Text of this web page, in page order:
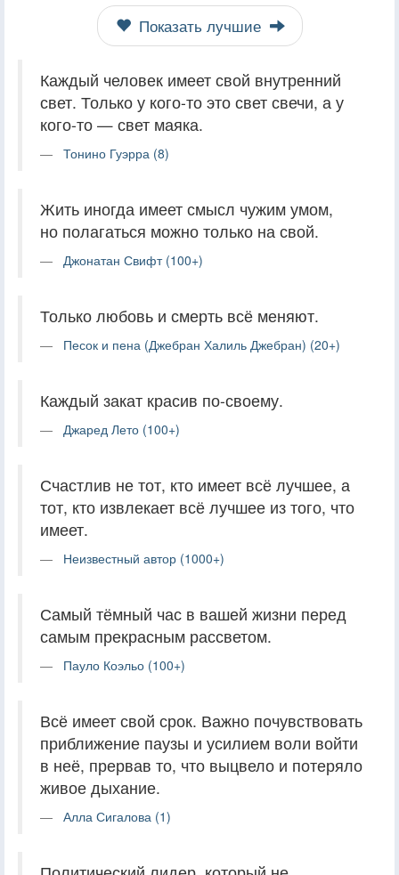
Показать лучшие
Каждый человек имеет свой внутренний
свет. Только у кого-то это свет свечи, а у
кого-то — свет маяка.
Тонино Гуэрра (8)
Жить иногда имеет смысл чужим умом,
но полагаться можно только на свой.
Джонатан Свифт (100+)
Только любовь и смерть всё меняют.
Песок и пена (Джебран Халиль Джебран) (20+)
Каждый закат красив по-своему.
Джаред Лето (100+)
Счастлив не тот, кто имеет всё лучшее, а
тот, кто извлекает всё лучшее из того, что
имеет.
Неизвестный автор (1000+)
Самый тёмный час в вашей жизни перед
самым прекрасным рассветом.
Пауло Коэльо (100+)
Всё имеет свой срок. Важно почувствовать
приближение паузы и усилием воли войти
в неё, прервав то, что выцвело и потеряло
живое дыхание.
Алла Сигалова (1)